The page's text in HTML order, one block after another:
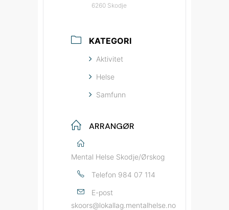
6260 Skodje
KATEGORI
Aktivitet
Helse
Samfunn
ARRANGØR
Mental Helse Skodje/Ørskog
Telefon 984 07 114
E-post
skoors@lokallag.mentalhelse.no